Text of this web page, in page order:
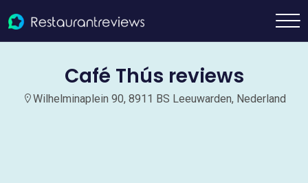
Café Thús reviews
Wilhelminaplein 90, 8911 BS Leeuwarden, Nederland